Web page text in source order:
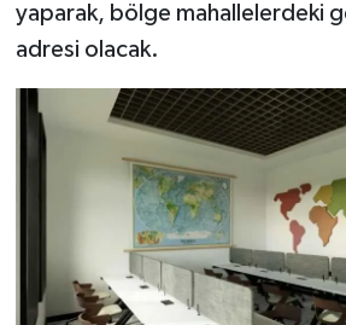
yaparak, bölge mahallelerdeki
adresi olacak.